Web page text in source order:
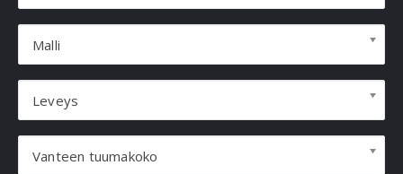
Malli
Leveys
Vanteen tuumakoko